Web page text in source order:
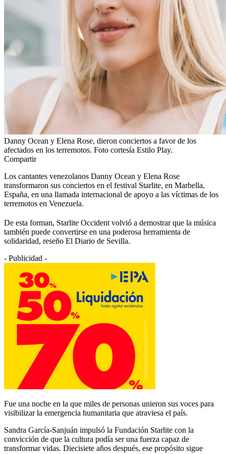
Danny Ocean y Elena Rose, dieron conciertos a favor de los
afectados en los terremotos. Foto cortesía Estilo Play.
Compartir
Los cantantes venezolanos Danny Ocean y Elena Rose
transformaron sus conciertos en el festival Starlite, en Marbella,
España, en una llamada internacional de apoyo a las víctimas de los
terremotos en Venezuela.
De esta forman, Starlite Occident volvió a demostrar que la música
también puede convertirse en una poderosa herramienta de
solidaridad, reseño El Diario de Sevilla.
- Publicidad -
Fue una noche en la que miles de personas unieron sus voces para
visibilizar la emergencia humanitaria que atraviesa el país.
Sandra García-Sanjuán impulsó la Fundación Starlite con la
convicción de que la cultura podía ser una fuerza capaz de
transformar vidas. Diecisiete años después, ese propósito sigue